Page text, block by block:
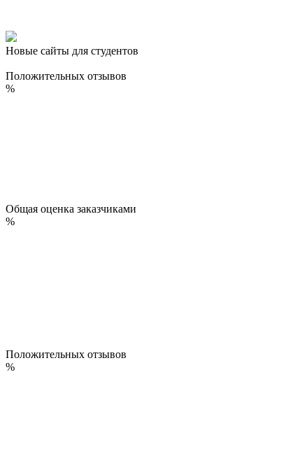
Новые сайты для студентов
Положительных отзывов
%
Общая оценка заказчиками
%
Положительных отзывов
%